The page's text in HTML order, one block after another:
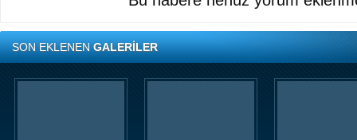
SON EKLENENGALERİLER